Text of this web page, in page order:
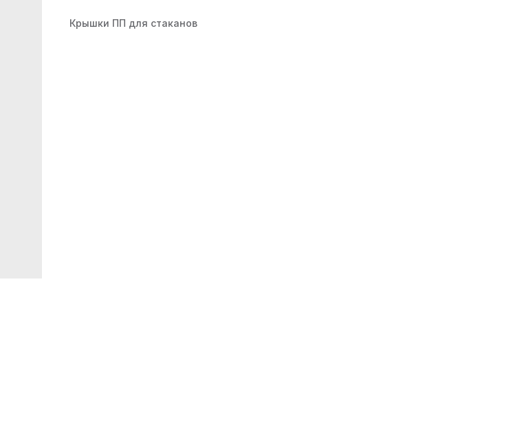
Крышки ПП для стаканов